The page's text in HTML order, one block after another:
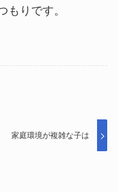
もりです。
家庭環境が複雑な子は